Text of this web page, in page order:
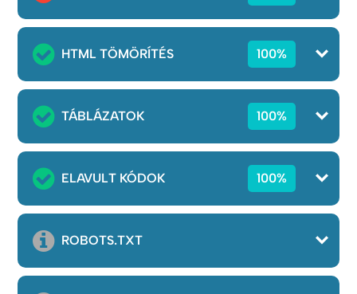
HTML TÖMÖRÍTÉS 100%
TÁBLÁZATOK 100%
ELAVULT KÓDOK 100%
ROBOTS.TXT